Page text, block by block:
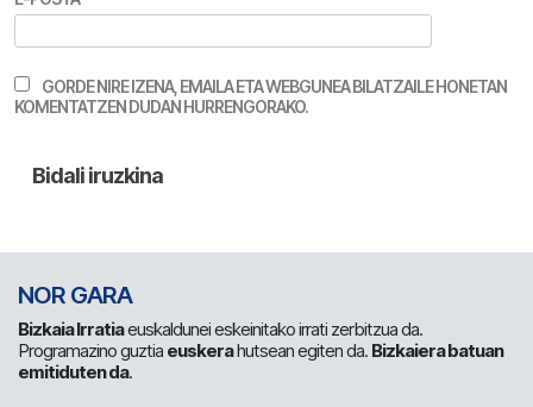
GORDE NIRE IZENA, EMAILA ETA WEBGUNEA BILATZAILE HONETAN
KOMENTATZEN DUDAN HURRENGORAKO.
NOR GARA
Bizkaia Irratiaeuskaldunei eskeinitako irrati zerbitzua da.
Programazino guztia euskerahutsean egiten da. Bizkaiera batuan
emitiduten da.